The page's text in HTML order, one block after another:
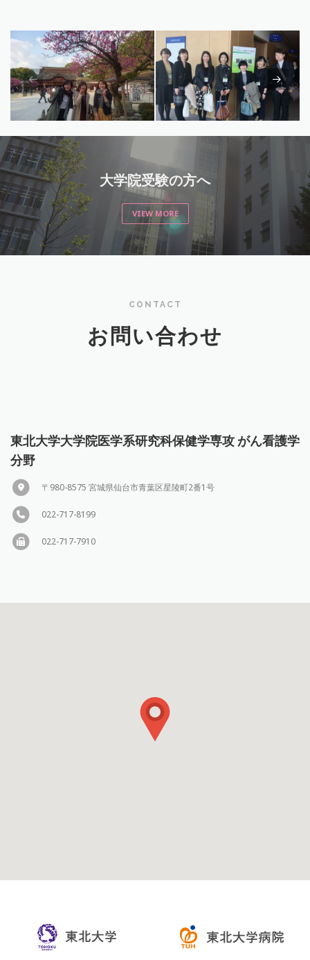
大学院受験の方へ
VIEW MORE
CONTACT
お問い合わせ
東北大学大学院医学系研究科保健学専攻 がん看護学
分野
〒980-8575 宮城県仙台市青葉区星陵町2番1号
022-717-8199
022-717-7910